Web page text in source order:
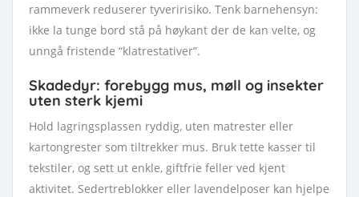
rammeverk reduserer tyveririsiko. Tenk barnehensyn:
ikke la tunge bord stå på høykant der de kan velte, og
unngå fristende “klatrestativer”.
Skadedyr: forebygg mus, møll og insekter
uten sterk kjemi
Hold lagringsplassen ryddig, uten matrester eller
kartongrester som tiltrekker mus. Bruk tette kasser til
tekstiler, og sett ut enkle, giftfrie feller ved kjent
aktivitet. Sedertreblokker eller lavendelposer kan hjelpe